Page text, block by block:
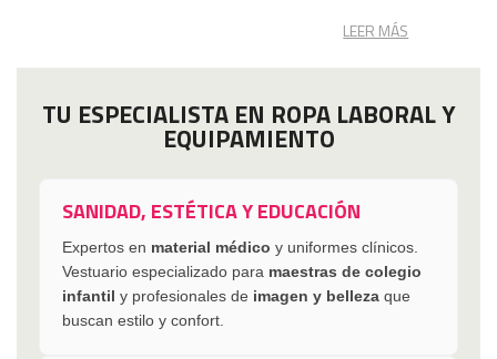
LEER MÁS
TU ESPECIALISTA EN ROPA LABORAL Y
EQUIPAMIENTO
SANIDAD, ESTÉTICA Y EDUCACIÓN
Expertos en material médico y uniformes clínicos.
Vestuario especializado para maestras de colegio
infantil y profesionales de imagen y belleza que
buscan estilo y confort.